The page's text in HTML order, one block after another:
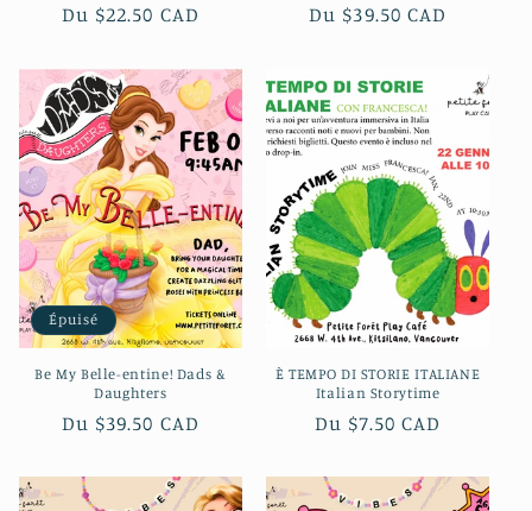
Prix
Du $22.50 CAD
Prix
Du $39.50 CAD
Épuisé
Be My Belle-entine! Dads &
Daughters
Prix
Du $39.50 CAD
È TEMPO DI STORIE ITALIANE
Italian Storytime
Prix
Du $7.50 CAD